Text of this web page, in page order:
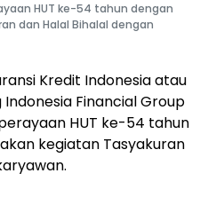
HUT ke-54 tahun dengan
dan Halal Bihalal dengan
Kredit Indonesia atau
Financial Group
HUT ke-54 tahun
kegiatan Tasyakuran